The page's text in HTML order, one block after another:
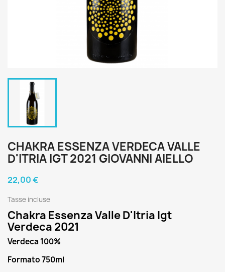
CHAKRA ESSENZA VERDECA VALLE
D'ITRIA IGT 2021 GIOVANNI AIELLO
22,00 €
Tasse incluse
Chakra Essenza Valle D'Itria Igt
Verdeca 2021
Verdeca 100%
Formato 750ml